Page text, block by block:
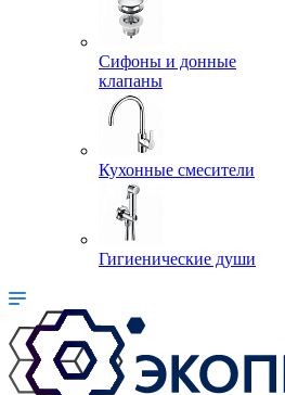
Сифоны и донные
клапаны
Кухонные смесители
Гигиенические души